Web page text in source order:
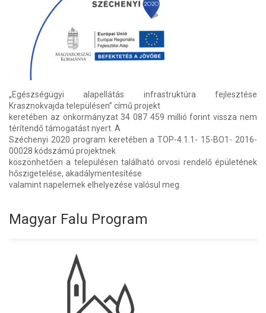
„Egészségügyi alapellátás infrastruktúra fejlesztése
Krasznokvajda településen” című projekt
keretében az önkormányzat 34 087 459 millió forint vissza nem
térítendő támogatást nyert. A
Széchenyi 2020 program keretében a TOP-4.1.1- 15-BO1- 2016-
00028 kódszámú projektnek
köszönhetően a településen található orvosi rendelő épületének
hőszigetelése, akadálymentesítése
valamint napelemek elhelyezése valósul meg.
Magyar Falu Program